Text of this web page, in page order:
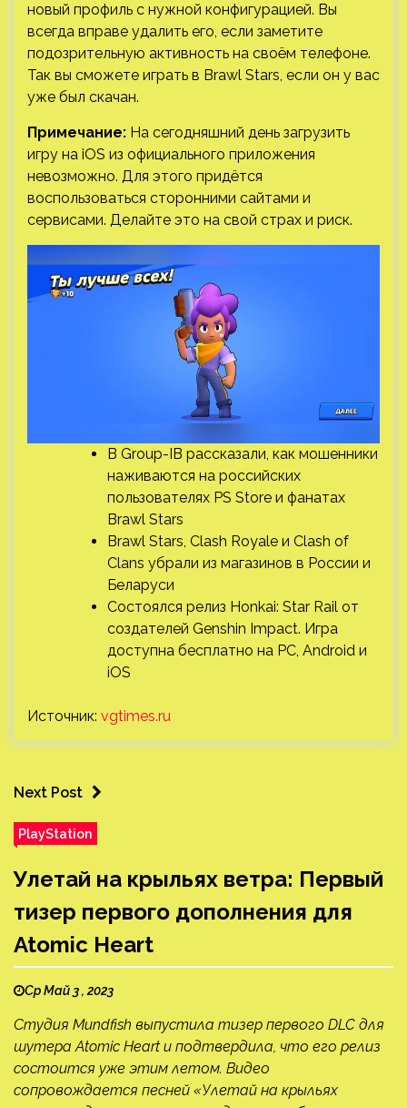
новый профиль с нужной конфигурацией. Вы
всегда вправе удалить его, если заметите
подозрительную активность на своём телефоне.
Так вы сможете играть в Brawl Stars, если он у вас
уже был скачан.
Примечание: На сегодняшний день загрузить
игру на iOS из официального приложения
невозможно. Для этого придётся
воспользоваться сторонними сайтами и
сервисами. Делайте это на свой страх и риск.
В Group-IB рассказали, как мошенники
наживаются на российских
пользователях PS Store и фанатах
Brawl Stars
Brawl Stars, Clash Royale и Clash of
Clans убрали из магазинов в России и
Беларуси
Состоялся релиз Honkai: Star Rail от
создателей Genshin Impact. Игра
доступна бесплатно на PC, Android и
iOS
Источник: vgtimes.ru
Next Post
PlayStation
Улетай на крыльях ветра: Первый
тизер первого дополнения для
Atomic Heart
Ср Май 3 , 2023
Студия Mundfish выпустила тизер первого DLC для
шутера Atomic Heart и подтвердила, что его релиз
состоится уже этим летом. Видео
сопровождается песней «Улетай на крыльях